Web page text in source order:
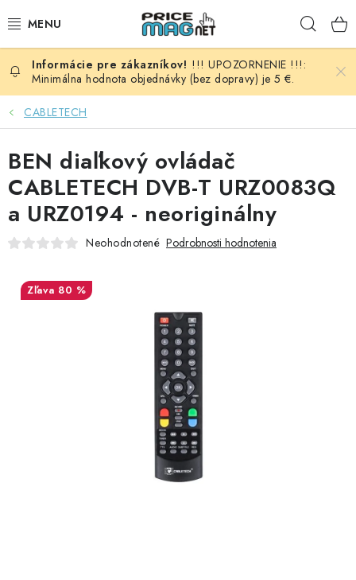
na
BATÉRIE
AUDIO - VIDEO
AUTO HI-FI
AUTOMOBIL
DOMÁCNOSŤ
!!! UPOZORNENIE !!!:
Minimálna hodnota objednávky (bez dopravy) je 5 €.
CABLETECH
BEN diaľkový ovládač
CABLETECH DVB-T URZ0083Q
a URZ0194 - neoriginálny
Neohodnotené Podrobnosti hodnotenia
80 %